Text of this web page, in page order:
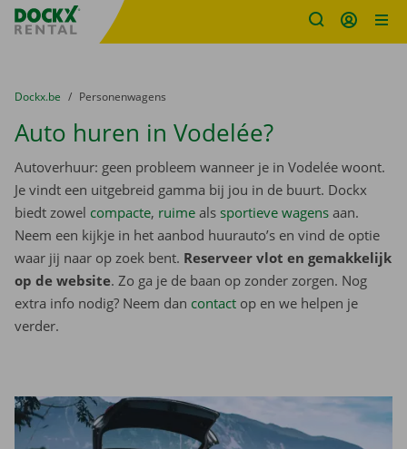
Fratello DEMO
U bevindt zich hier:
van
Dockx.be naar
Personenwagens
Auto huren in Vodelée?
Autoverhuur: geen probleem wanneer je in Vodelée woont.
Je vindt een uitgebreid gamma bij jou in de buurt. Dockx
biedt zowel compacte, ruime als sportieve wagens aan.
Neem een kijkje in het aanbod huurauto’s en vind de optie
waar jij naar op zoek bent. Reserveer vlot en gemakkelijk
op de website. Zo ga je de baan op zonder zorgen. Nog
extra info nodig? Neem dan contact op en we helpen je
verder.